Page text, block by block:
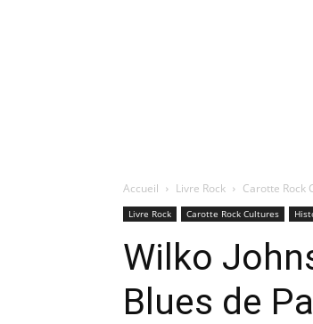
Accueil Livre Rock Carotte Rock
Livre Rock Carotte Rock Cultures
Wilko
Blues de